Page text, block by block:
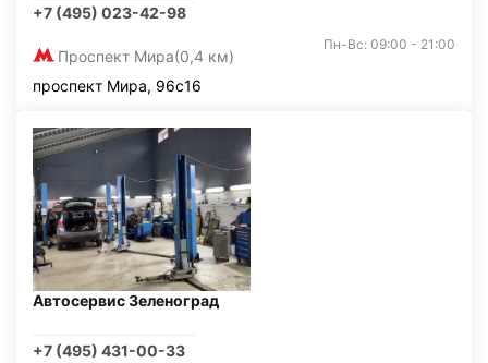
+7 (495) 023-42-98
Проспект Мира(0,4 км)
Пн-Вс: 09:00 - 21:00
проспект Мира, 96с16
Автосервис Зеленоград
+7 (495) 431-00-33